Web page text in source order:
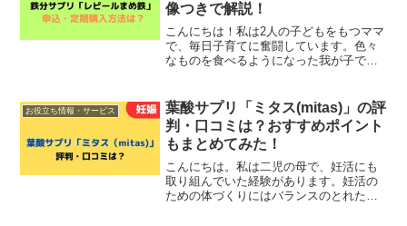
像つきで解説！
こんにちは！私は2人の子どもをもつママ
で、毎日子育てに奮闘しています。色々
なものを食べるようになった我が子です
不足に悩んでいる人におすすめなのが、
オーガニック植物を原料...
お役立ち情報・サービス
葉酸サプリ「ミタス(mitas)」の評
判・口コミは？おすすめポイント
もまとめてみた！
こんにちは。私は二児の母で、妊活にも
取り組んでいた経験があります。妊活の
ための体づくりにはバランスのとれた食